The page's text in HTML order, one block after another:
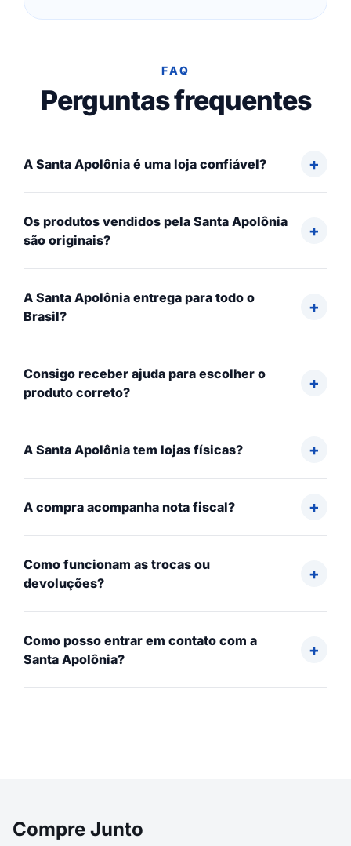
FAQ
Perguntas frequentes
A Santa Apolônia é uma loja confiável?
Os produtos vendidos pela Santa Apolônia
são originais?
A Santa Apolônia entrega para todo o
Brasil?
Consigo receber ajuda para escolher o
produto correto?
A Santa Apolônia tem lojas físicas?
A compra acompanha nota fiscal?
Como funcionam as trocas ou
devoluções?
Como posso entrar em contato com a
Santa Apolônia?
Compre Junto